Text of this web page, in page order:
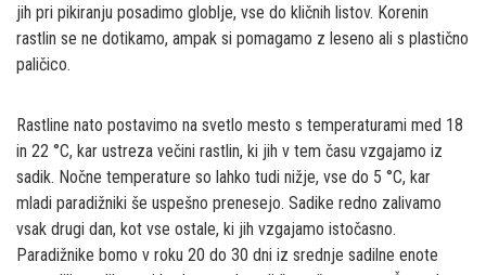
jih pri pikiranju posadimo globlje, vse do kličnih listov. Korenin
rastlin se ne dotikamo, ampak si pomagamo z leseno ali s plastično
paličico.
Rastline nato postavimo na svetlo mesto s temperaturami med 18
in 22 °C, kar ustreza večini rastlin, ki jih v tem času vzgajamo iz
sadik. Nočne temperature so lahko tudi nižje, vse do 5 °C, kar
mladi paradižniki še uspešno prenesejo. Sadike redno zalivamo
vsak drugi dan, kot vse ostale, ki jih vzgajamo istočasno.
Paradižnike bomo v roku 20 do 30 dni iz srednje sadilne enote